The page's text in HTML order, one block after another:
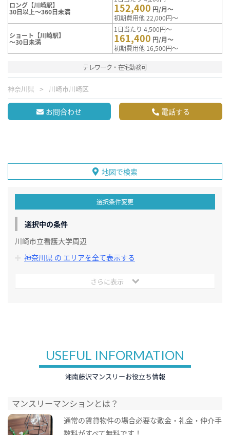
ロング【川崎駅】
30日以上～360日未満 152,400 円/月～
初期費用他 22,000円～
ショート【川崎駅】
～30日未満
1日当たり 4,500円～
161,400 円/月～
初期費用他 16,500円～
テレワーク・在宅勤務可
神奈川県 川崎市川崎区
お問合わせ 電話する
地図で検索
選択条件変更
選択中の条件
川崎市立看護大学周辺
神奈川県 の エリアを全て表示する
さらに表示
USEFUL INFORMATION
湘南藤沢マンスリーお役立ち情報
マンスリーマンションとは？
通常の賃貸物件の場合必要な敷金・礼金・仲介手
数料がすべて無料です！